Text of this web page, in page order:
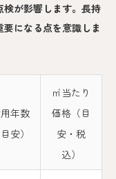
が影響します。長持
になる点を意識しま
年数
目安）
㎡当たり
価格（目
安・税
込）